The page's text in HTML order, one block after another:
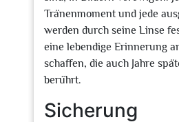
Tränenmoment und jede
werden durch seine Linse
eine lebendige Erinnerung
schaffen, die auch Jahre
berührt.
Sicherung